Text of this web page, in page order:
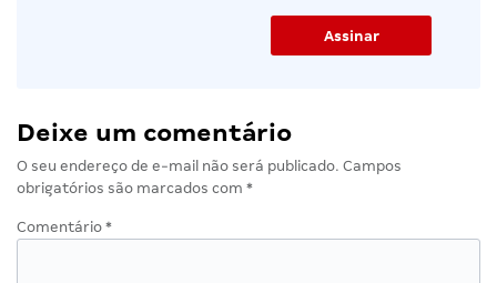
Deixe um comentário
O seu endereço de e-mail não será publicado. Campos
obrigatórios são marcados com *
Comentário *